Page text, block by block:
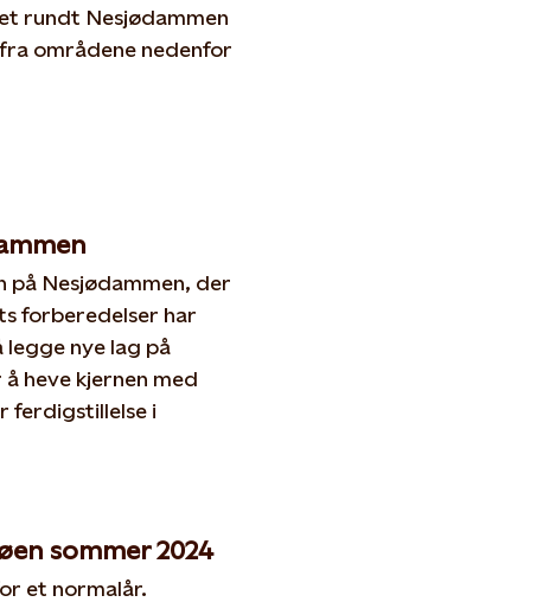
rundt Nesjødammen
områdene nedenfor
på Nesjødammen, der
forberedelser har
nye lag på
heve kjernen med
ferdigstillelse i
sommer 2024
et normalår.